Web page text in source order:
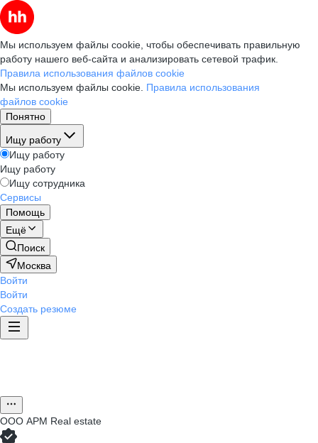
Мы используем файлы cookie, чтобы обеспечивать правильную
работу нашего веб-сайта и анализировать сетевой трафик.
Правила использования файлов cookie
Мы используем файлы cookie. Правила использования
файлов cookie
Понятно
Ищу работу
Ищу работу
Ищу работу
Ищу сотрудника
Сервисы
Помощь
Ещё
Поиск
Москва
Войти
Войти
Создать резюме
ООО APM Real estate